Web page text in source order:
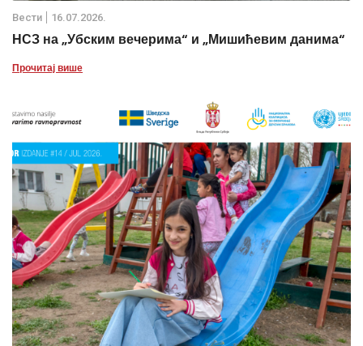
Вести 16.07.2026.
НСЗ на „Убским вечерима“ и „Мишићевим данима“
Прочитај више